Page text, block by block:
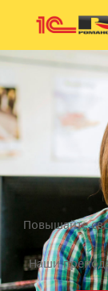
Повышайте
Наши
опыт и